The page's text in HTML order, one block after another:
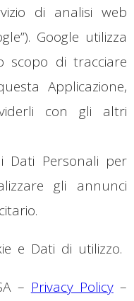
di analisi web
Google utilizza
scopo di tracciare
Applicazione,
con gli altri
Dati Personali per
gli annunci
e Dati di utilizzo.
– Privacy Policy–